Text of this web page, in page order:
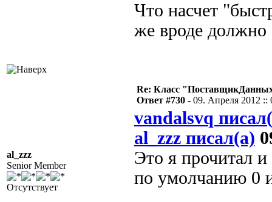
Что насчет
же вроде должно
al_zzz
Senior Member
Отсутствует
Re: Класс
Ответ #730 - 09. Апреля 2012 ::
vandalsvq
al_zzz писал(а)
Это я прочитал
по умолчанию 0